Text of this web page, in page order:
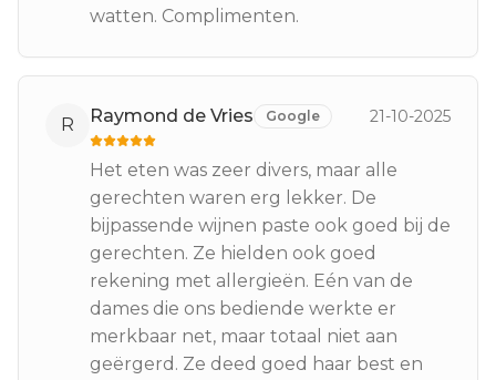
watten. Complimenten.
R Raymond de Vries Google 21-10-2025
Het eten was zeer divers, maar alle
gerechten waren erg lekker. De
bijpassende wijnen paste ook goed bij de
gerechten. Ze hielden ook goed
rekening met allergieën. Eén van de
dames die ons bediende werkte er
merkbaar net, maar totaal niet aan
geërgerd. Ze deed goed haar best en